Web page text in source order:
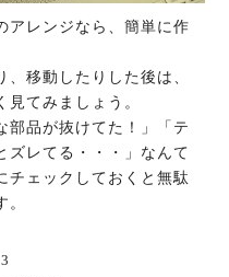
アレンジなら、簡単に作
移動したりした後は、
てみましょう。
部品が抜けてた！」「テ
ズレてる・・・」なんて
チェックしておくと無駄